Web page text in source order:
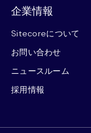
企業情報
Sitecoreについて
お問い合わせ
ニュースルーム
採用情報